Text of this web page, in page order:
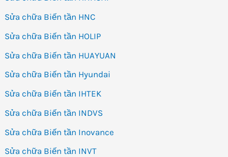
Sửa chữa Biến tần HNC
Sửa chữa Biến tần HOLIP
Sửa chữa Biến tần HUAYUAN
Sửa chữa Biến tần Hyundai
Sửa chữa Biến tần IHTEK
Sửa chữa Biến tần INDVS
Sửa chữa Biến tần Inovance
Sửa chữa Biến tần INVT